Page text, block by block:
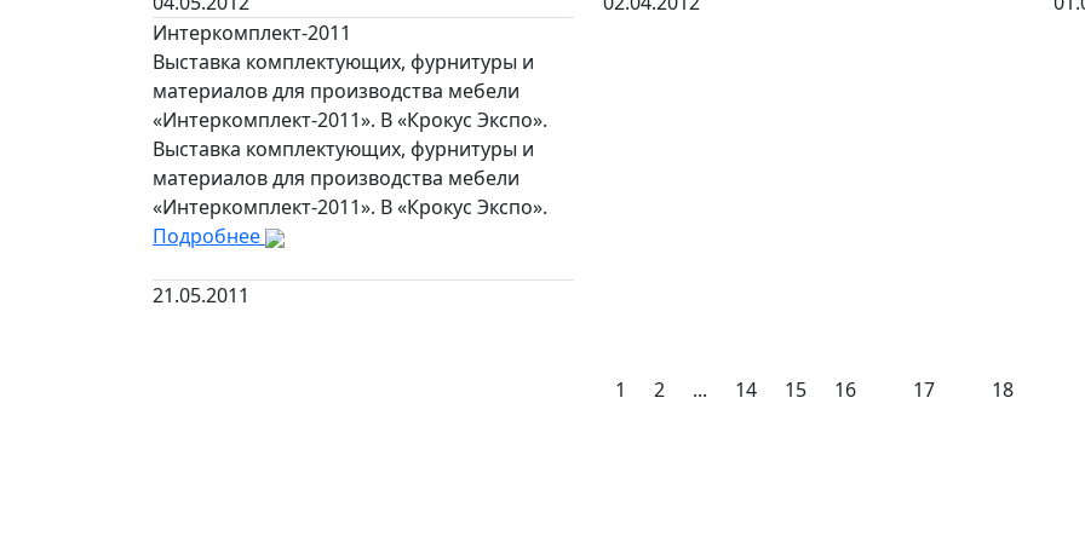
Интеркомплект-2011
Выставка комплектующих, фурнитуры и
материалов для производства мебели
«Интеркомплект-2011». В «Крокус Экспо».
Выставка комплектующих, фурнитуры и
материалов для производства мебели
«Интеркомплект-2011». В «Крокус Экспо».
Подробнее
21.05.2011
1 2 ... 14 15 16 17 18